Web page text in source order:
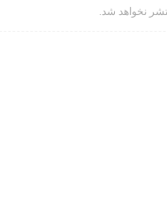
نخواهد شد.